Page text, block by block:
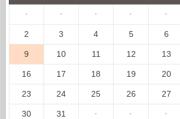
· · · · ·
2 3 4 5 6
9 10 11 12 13
16 17 18 19 20
23 24 25 26 27
30 31 · · ·